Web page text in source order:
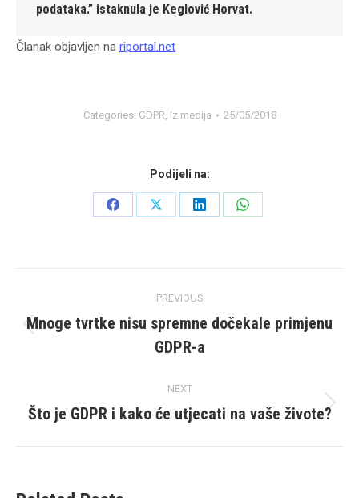
podataka.” istaknula je Keglović Horvat.
Članak objavljen na riportal.net
Categories: GDPR, Iz medija 25/05/2018
Podijeli na:
Share
Share
Share
Share
navigation
PREVIOUS
Previous
post:
Mnoge tvrtke nisu spremne dočekale primjenu
GDPR-a
NEXT
Next
Što je GDPR i kako će utjecati na vaše živote?